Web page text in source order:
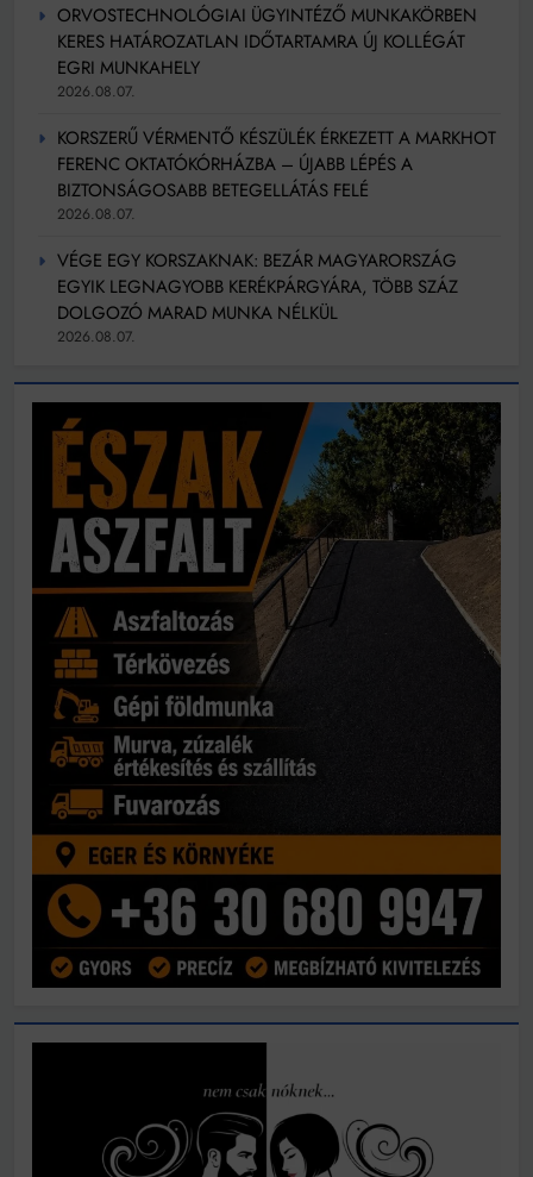
ORVOSTECHNOLÓGIAI ÜGYINTÉZŐ MUNKAKÖRBEN
KERES HATÁROZATLAN IDŐTARTAMRA ÚJ KOLLÉGÁT
EGRI MUNKAHELY
2026.08.07.
KORSZERŰ VÉRMENTŐ KÉSZÜLÉK ÉRKEZETT A MARKHOT
FERENC OKTATÓKÓRHÁZBA – ÚJABB LÉPÉS A
BIZTONSÁGOSABB BETEGELLÁTÁS FELÉ
2026.08.07.
VÉGE EGY KORSZAKNAK: BEZÁR MAGYARORSZÁG
EGYIK LEGNAGYOBB KERÉKPÁRGYÁRA, TÖBB SZÁZ
DOLGOZÓ MARAD MUNKA NÉLKÜL
2026.08.07.